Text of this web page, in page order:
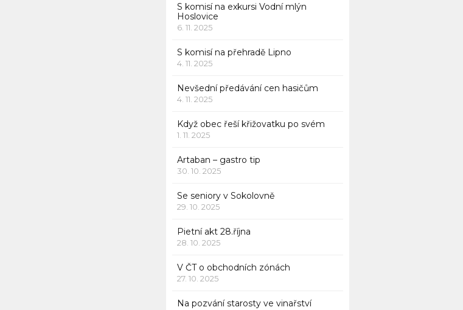
S komisí na exkursi Vodní mlýn
Hoslovice
6. 11. 2025
S komisí na přehradě Lipno
4. 11. 2025
Nevšední předávání cen hasičům
4. 11. 2025
Když obec řeší křižovatku po svém
1. 11. 2025
Artaban – gastro tip
30. 10. 2025
Se seniory v Sokolovně
29. 10. 2025
Pietní akt 28.října
28. 10. 2025
V ČT o obchodních zónách
27. 10. 2025
Na pozvání starosty ve vinařství